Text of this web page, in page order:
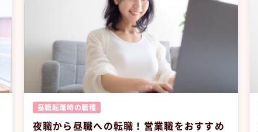
昼職転職時の職種
夜職から昼職への転職！営業職をおすすめ